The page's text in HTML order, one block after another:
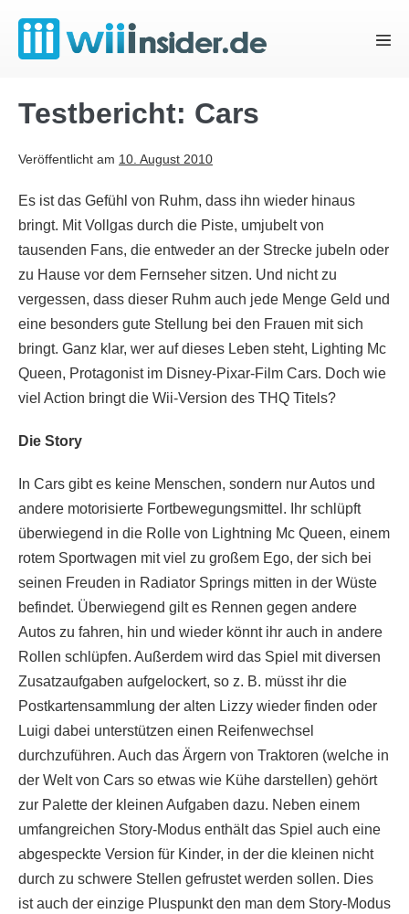
Inhalt
springen
Testbericht: Cars
Veröffentlicht am 10. August 2010
Es ist das Gefühl von Ruhm, dass ihn wieder hinaus
bringt. Mit Vollgas durch die Piste, umjubelt von
tausenden Fans, die entweder an der Strecke jubeln oder
zu Hause vor dem Fernseher sitzen. Und nicht zu
vergessen, dass dieser Ruhm auch jede Menge Geld und
eine besonders gute Stellung bei den Frauen mit sich
bringt. Ganz klar, wer auf dieses Leben steht, Lighting Mc
Queen, Protagonist im Disney-Pixar-Film Cars. Doch wie
viel Action bringt die Wii-Version des THQ Titels?
Die Story
In Cars gibt es keine Menschen, sondern nur Autos und
andere motorisierte Fortbewegungsmittel. Ihr schlüpft
überwiegend in die Rolle von Lightning Mc Queen, einem
rotem Sportwagen mit viel zu großem Ego, der sich bei
seinen Freuden in Radiator Springs mitten in der Wüste
befindet. Überwiegend gilt es Rennen gegen andere
Autos zu fahren, hin und wieder könnt ihr auch in andere
Rollen schlüpfen. Außerdem wird das Spiel mit diversen
Zusatzaufgaben aufgelockert, so z. B. müsst ihr die
Postkartensammlung der alten Lizzy wieder finden oder
Luigi dabei unterstützen einen Reifenwechsel
durchzuführen. Auch das Ärgern von Traktoren (welche in
der Welt von Cars so etwas wie Kühe darstellen) gehört
zur Palette der kleinen Aufgaben dazu. Neben einem
umfangreichen Story-Modus enthält das Spiel auch eine
abgespeckte Version für Kinder, in der die kleinen nicht
durch zu schwere Stellen gefrustet werden sollen. Dies
ist auch der einzige Pluspunkt den man dem Story-Modus